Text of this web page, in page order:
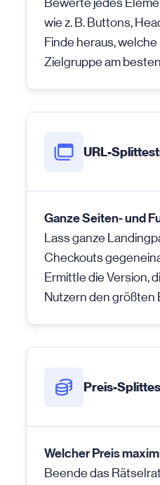
Bewerte jedes
wie z. B. Buttons,
Finde heraus,
Zielgruppe am
URL-
Ganze Seiten- und
Lass ganze
Checkouts
Ermittle die Version,
Nutzern den größten
Preis-
Welcher Preis
Beende das